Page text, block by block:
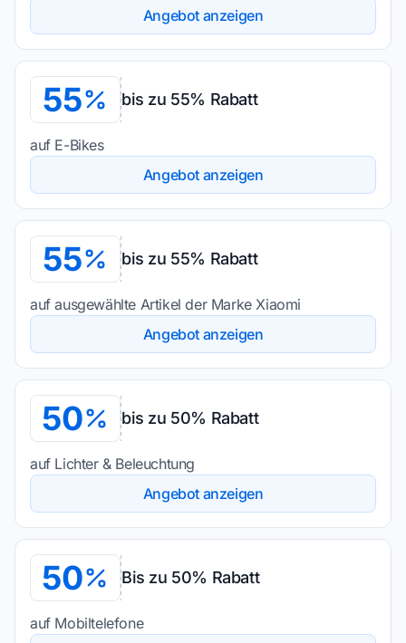
Angebot anzeigen
55 bis zu 55% Rabatt
auf E-Bikes
Angebot anzeigen
55 bis zu 55% Rabatt
auf ausgewählte Artikel der Marke Xiaomi
Angebot anzeigen
50 bis zu 50% Rabatt
auf Lichter & Beleuchtung
Angebot anzeigen
50 Bis zu 50% Rabatt
auf Mobiltelefone